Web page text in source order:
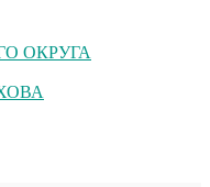
ОКРУГА